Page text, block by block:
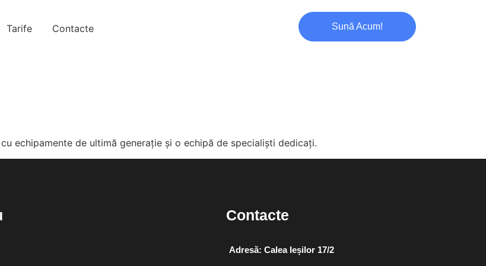
Tarife Contacte Sună Acum!
echipamente de ultimă generație și o echipă de specialiști dedicați.
Contacte
Adresă: Calea Ieșilor 17/2